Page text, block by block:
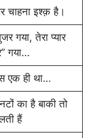
चाहना इश्क़ है।
गया, तेरा प्यार
गया…
एक ही था…
का है बाकी तो
हैं